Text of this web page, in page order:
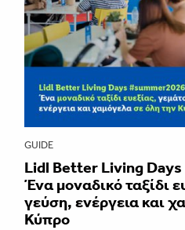
GUIDE
Lidl Better Living
Ένα μοναδικό ταξίδι
γεύση, ενέργεια και
Κύπρο